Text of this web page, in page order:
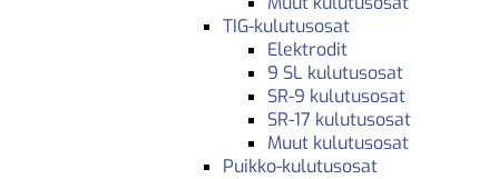
TIG-kulutusosat
Elektrodit
9 SL kulutusosat
SR-9 kulutusosat
SR-17 kulutusosat
Muut kulutusosat
Puikko-kulutusosat